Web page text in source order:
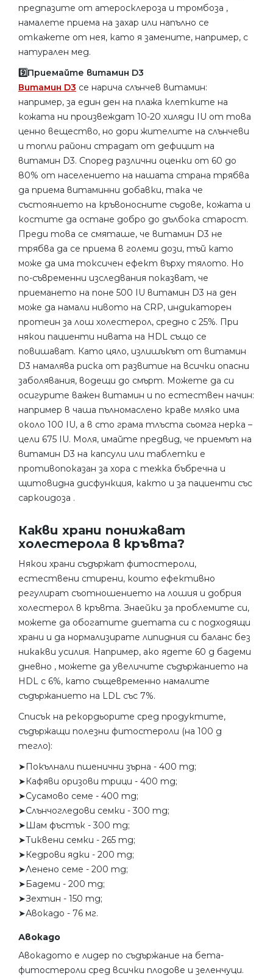
предпазите от атеросклероза и тромбоза ,
намалете приема на захар или напълно се
откажете от нея, като я замените, например, с
натурален мед.
9️⃣Приемайте витамин D3
Витамин D3 се нарича слънчев витамин:
например, за един ден на плажа клетките на
кожата ни произвеждат 10-20 хиляди IU от това
ценно вещество, но дори жителите на слънчеви
и топли райони страдат от дефицит на
витамин D3. Според различни оценки от 60 до
80% от населението на нашата страна трябва
да приема витаминни добавки, така че
състоянието на кръвоносните съдове, кожата и
костите да остане добро до дълбока старост.
Преди това се смяташе, че витамин D3 не
трябва да се приема в големи дози, тъй като
може да има токсичен ефект върху тялото. Но
по-съвременни изследвания показват, че
приемането на поне 500 IU витамин D3 на ден
може да намали нивото на CRP, индикаторен
протеин за лош холестерол, средно с 25%. При
някои пациенти нивата на HDL също се
повишават. Като цяло, излишъкът от витамин
D3 намалява риска от развитие на всички опасни
заболявания, водещи до смърт. Можете да си
осигурите важен витамин и по естествен начин:
например в чаша пълномаслено краве мляко има
около 100 IU, а в сто грама тлъста сьомга нерка –
цели 675 IU. Моля, имайте предвид, че приемът на
витамин D3 на капсули или таблетки е
противопоказан за хора с тежка бъбречна и
щитовидна дисфункция, както и за пациенти със
саркоидоза .
Какви храни понижават
холестерола в кръвта?
Някои храни съдържат фитостероли,
естествени стирени, които ефективно
регулират съотношението на лошия и добрия
холестерол в кръвта. Знаейки за проблемите си,
можете да обогатите диетата си с подходящи
храни и да нормализирате липидния си баланс без
никакви усилия. Например, ако ядете 60 g бадеми
дневно , можете да увеличите съдържанието на
HDL с 6%, като същевременно намалите
съдържанието на LDL със 7%.
Списък на рекордьорите сред продуктите,
съдържащи полезни фитостероли (на 100 g
тегло):
➤Покълнали пшенични зърна - 400 mg;
➤Кафяви оризови трици - 400 mg;
➤Сусамово семе - 400 mg;
➤Слънчогледови семки - 300 mg;
➤Шам фъстък - 300 mg;
➤Тиквени семки - 265 mg;
➤Кедрови ядки - 200 mg;
➤Ленено семе - 200 mg;
➤Бадеми - 200 mg;
➤Зехтин - 150 mg;
➤Авокадо - 76 мг.
Авокадо
Авокадото е лидер по съдържание на бета-
фитостероли сред всички плодове и зеленчуци.